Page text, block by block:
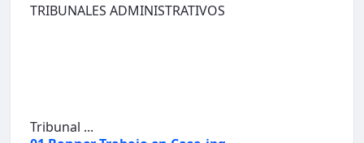
TRIBUNALES ADMINISTRATIVOS
Tribunal ...